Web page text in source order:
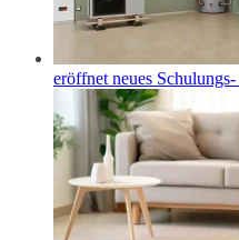
eröffnet neues